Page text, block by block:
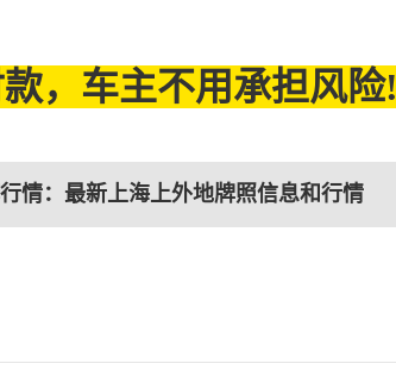
，车主不用承担风险!
情：最新上海上外地牌照信息和行情